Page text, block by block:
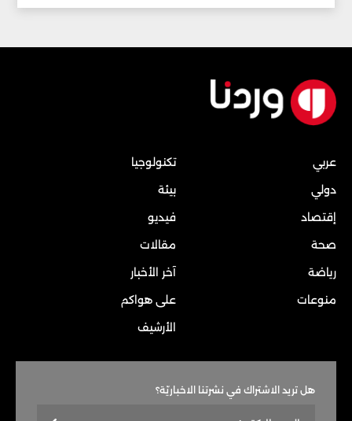
عربي
دولي
إقتصاد
صحة
رياضة
منوعات
تكنولوجيا
بيئة
فيديو
مقالات
آخر الأخبار
على هواكم
الأرشيف
هل تريد الاشتراك في نشرتنا الاخباريّة؟